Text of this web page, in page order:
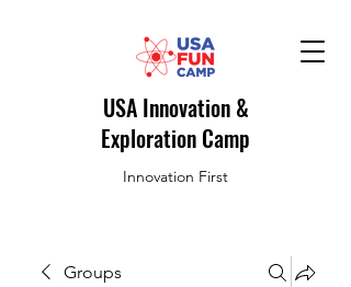
USA Innovation &
Exploration Camp
Innovation First
Groups